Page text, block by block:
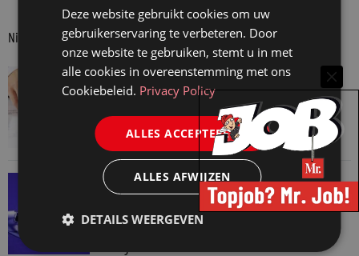
Nieuwste berichten
JURIDISCH NIEUWS
Aantal notariële akten weer terug naar
normaal
6 augustus 2026
SNELRECHT
AI-muziekaanbieder maakt inbreuk op
auteursrecht
Deze website gebruikt cookies om uw
gebruikerservaring te verbeteren. Door
onze website te gebruiken, stemt u in met
alle cookies in overeenstemming met ons
Cookiebeleid. Privacy Policy
ALLES ACCEPTEREN
ALLES AFWIJZEN
DETAILS WEERGEVEN